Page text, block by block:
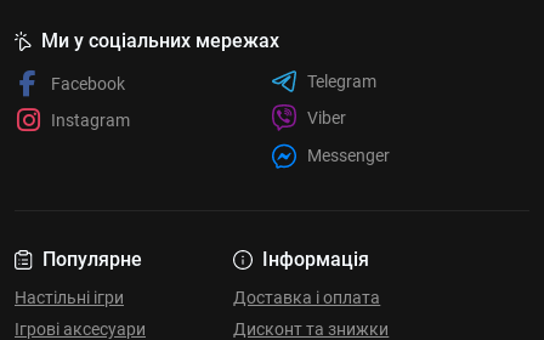
Популярне
Настільні ігри
Ігрові аксесуари
Інформація
Доставка і оплата
Дисконт та знижки
Ми у соціальних мережах
Facebook
Instagram
Telegram
Viber
Messenger